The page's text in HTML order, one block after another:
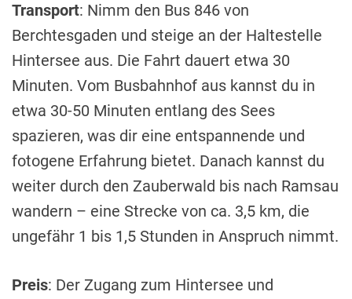
Transport: Nimm den Bus 846 von
Berchtesgaden und steige an der Haltestelle
Hintersee aus. Die Fahrt dauert etwa 30
Minuten. Vom Busbahnhof aus kannst du in
etwa 30-50 Minuten entlang des Sees
spazieren, was dir eine entspannende und
fotogene Erfahrung bietet. Danach kannst du
weiter durch den Zauberwald bis nach Ramsau
wandern – eine Strecke von ca. 3,5 km, die
ungefähr 1 bis 1,5 Stunden in Anspruch nimmt.
Preis: Der Zugang zum Hintersee und